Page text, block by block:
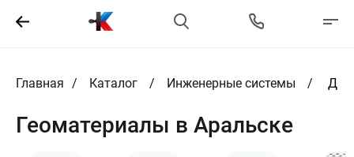
Главная Каталог Инженерные системы
Геоматериалы в Аральске